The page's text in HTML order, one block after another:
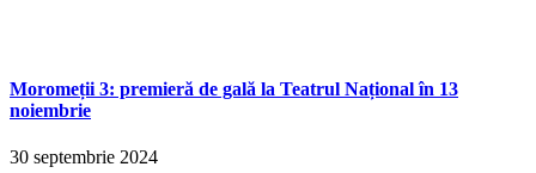
Moromeții 3: premieră de gală la Teatrul Național în 13
noiembrie
30 septembrie 2024